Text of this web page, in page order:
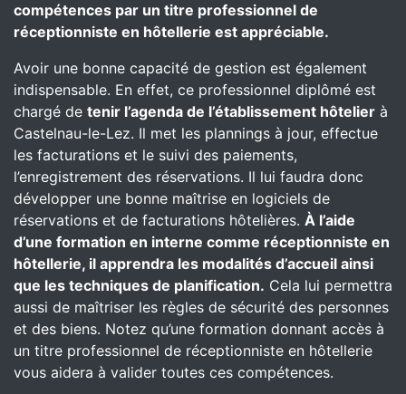
compétences par un titre professionnel de
réceptionniste en hôtellerie est appréciable.
Avoir une bonne capacité de gestion est également
indispensable. En effet, ce professionnel diplômé est
chargé de tenir l’agenda de l’établissement hôtelier à
Castelnau-le-Lez. Il met les plannings à jour, effectue
les facturations et le suivi des paiements,
l’enregistrement des réservations. Il lui faudra donc
développer une bonne maîtrise en logiciels de
réservations et de facturations hôtelières. À l’aide
d’une formation en interne comme réceptionniste en
hôtellerie, il apprendra les modalités d’accueil ainsi
que les techniques de planification. Cela lui permettra
aussi de maîtriser les règles de sécurité des personnes
et des biens. Notez qu’une formation donnant accès à
un titre professionnel de réceptionniste en hôtellerie
vous aidera à valider toutes ces compétences.